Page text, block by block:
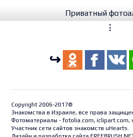
Приватный
⋮
↪
Copyright 2006-2017©
Знакомства в Израиле, все права
Фотоматериалы - fotolia.com, iclipart.com,
Участник сети сайтов знакомств uHearts.